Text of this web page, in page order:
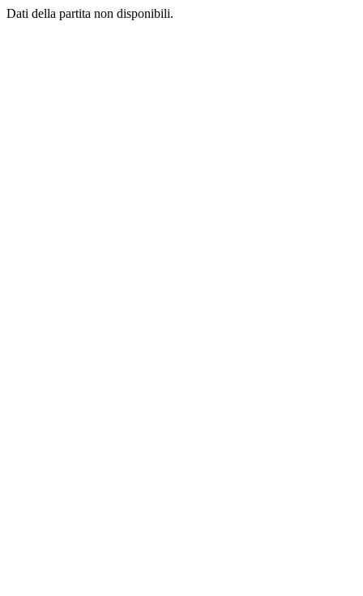
Dati della partita non disponibili.